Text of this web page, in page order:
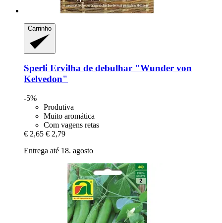
Carrinho
Sperli Ervilha de debulhar "Wunder von
Kelvedon"
-5%
Produtiva
Muito aromática
Com vagens retas
€ 2,65 € 2,79
Entrega até 18. agosto